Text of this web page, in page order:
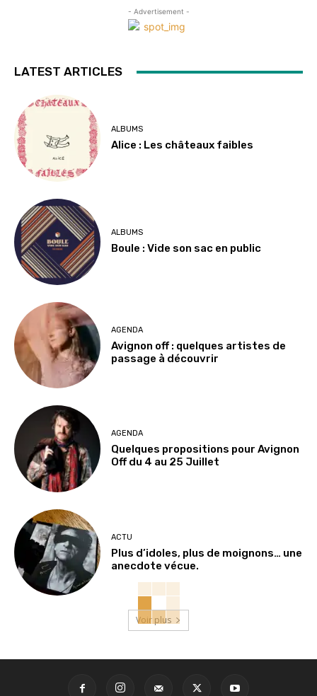
- Advertisement -
LATEST ARTICLES
ALBUMS
Alice : Les châteaux faibles
ALBUMS
Boule : Vide son sac en public
AGENDA
Avignon off : quelques artistes de
passage à découvrir
AGENDA
Quelques propositions pour Avignon
Off du 4 au 25 Juillet
ACTU
Plus d’idoles, plus de moignons… une
anecdote vécue.
Voir plus